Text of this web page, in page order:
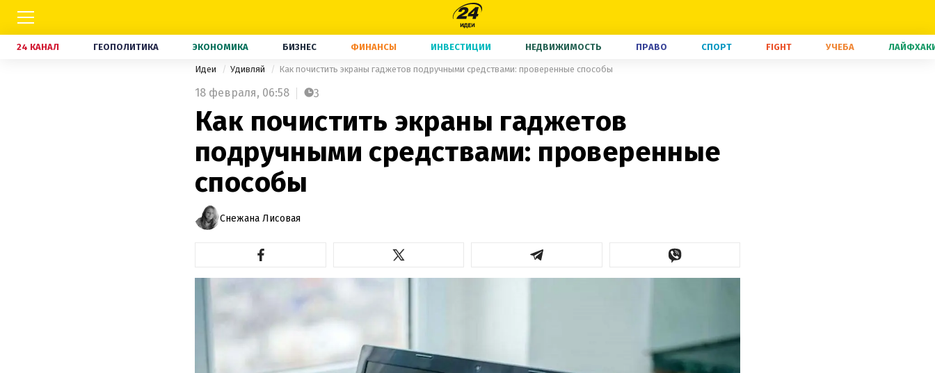
24 КАНАЛ ГЕОПОЛИТИКА ЭКОНОМИКА БИЗНЕС ФИНАНСЫ ИНВЕСТИЦИИ НЕДВИЖИМОСТЬ ПРАВО СПОРТ FIGHT УЧЕБА
Идеи Удивляй Как почистить экраны гаджетов подручными средствами: проверенные способы
18 февраля, 06:58 3
Как почистить экраны гаджетов
подручными средствами: проверенные
способы
Снежана Лисовая